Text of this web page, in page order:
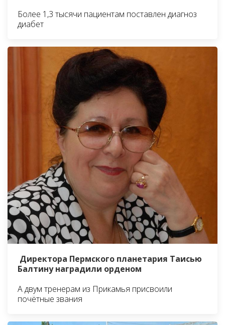
Более 1,3 тысячи пациентам поставлен диагноз
диабет
Директора Пермского планетария Таисью
Балтину наградили орденом
А двум тренерам из Прикамья присвоили
почётные звания